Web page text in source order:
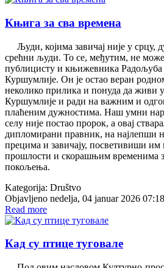
Књига за сва времена
Људи, којима завичај није у срцу,
срећни људи. То се, међутим, не
публицисту и књижевника Радољуба
Куршумлије. Он је остао веран
неколико прилика и понуда да живи
Куршумлије и ради на важним и
плаћеним дужностима. Наш умни
селу није постао пророк, а овај
дипломирани правник, на најлепши
прецима и завичају, посветивиши им
прошлости и скорашњим временима
покољења.
Kategorija: Društvo
Objavljeno nedelja, 04 januar 2026 07:18
Read more
Кад су птице туговале